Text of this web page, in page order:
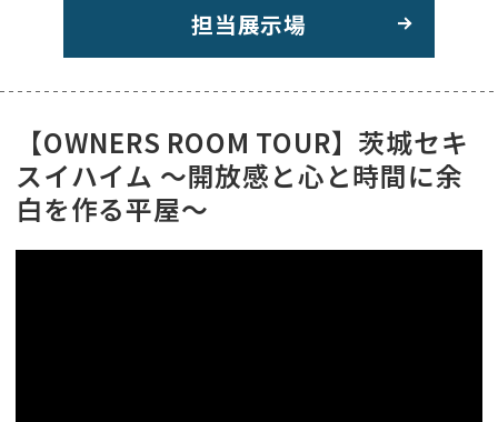
担当展示場
【OWNERS ROOM TOUR】茨城セキ
スイハイム ～開放感と心と時間に余
白を作る平屋～